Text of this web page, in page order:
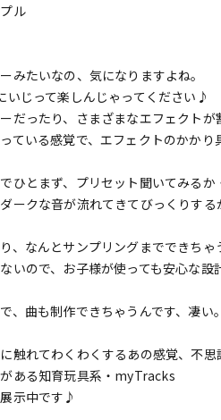
ル
みたいなの、気になりますよね。
いじって楽しんじゃってください♪
だったり、さまざまなエフェクトが
ている感覚で、エフェクトのかかり
ひとまず、プリセット聞いてみるか
ークな音が流れてきてびっくりす
、なんとサンプリングまでできちゃ
いので、お子様が使っても安心な設
、曲も制作できちゃうんです、凄い。
触れてわくわくするあの感覚、不
ある知育玩具系・myTracks
示中です♪